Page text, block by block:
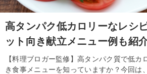
高タンパク低カロリーなレシ
ット向き献立メニュー例も紹介
【料理ブロガー監修】高タンパク質で低カ
き食事メニューを知っていますか？今回は